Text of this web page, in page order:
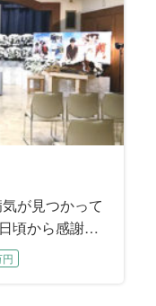
が見つかって
頃から感謝は
うお考えをお
「ありがと